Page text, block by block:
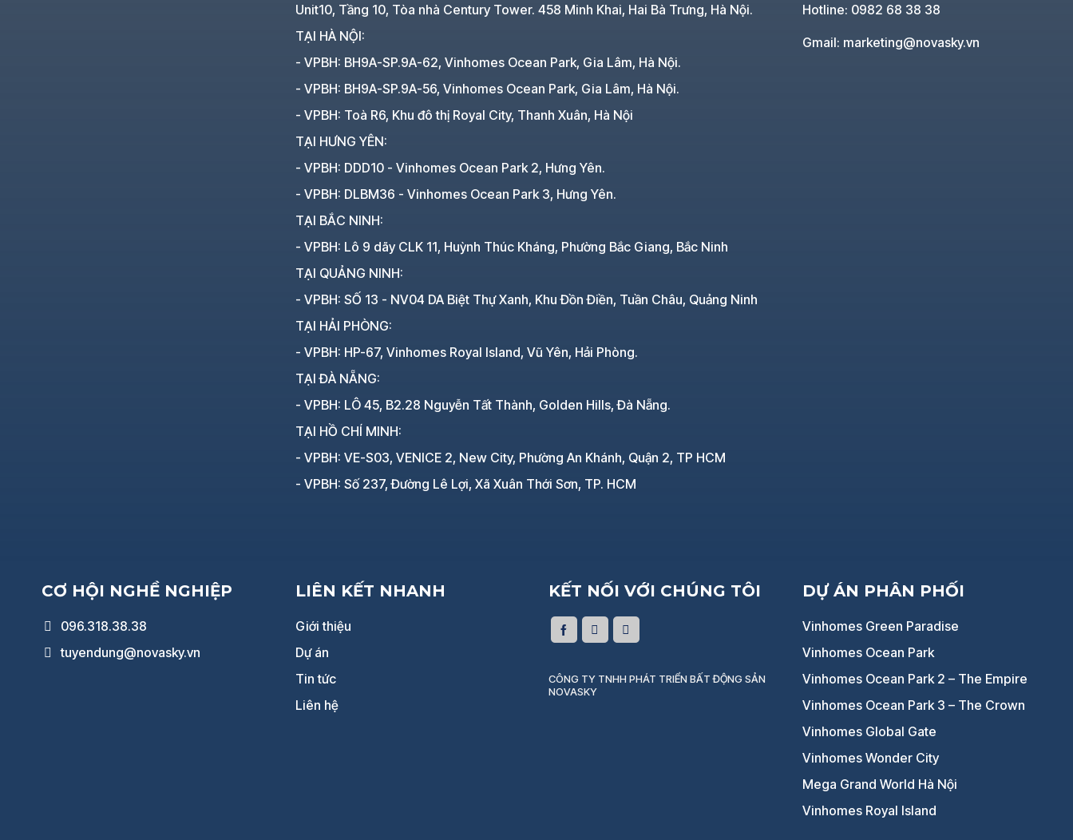
Unit10, Tầng 10, Tòa nhà Century Tower. 458 Minh Khai, Hai Bà Trưng, Hà Nội.
TẠI HÀ NỘI:
- VPBH: BH9A-SP.9A-62, Vinhomes Ocean Park, Gia Lâm, Hà Nội.
- VPBH: BH9A-SP.9A-56, Vinhomes Ocean Park, Gia Lâm, Hà Nội.
- VPBH: Toà R6, Khu đô thị Royal City, Thanh Xuân, Hà Nội
TẠI HƯNG YÊN:
- VPBH: DDD10 - Vinhomes Ocean Park 2, Hưng Yên.
- VPBH: DLBM36 - Vinhomes Ocean Park 3, Hưng Yên.
TẠI BẮC NINH:
- VPBH: Lô 9 dãy CLK 11, Huỳnh Thúc Kháng, Phường Bắc Giang, Bắc Ninh
TẠI QUẢNG NINH:
- VPBH: SỐ 13 - NV04 DA Biệt Thự Xanh, Khu Đồn Điền, Tuần Châu, Quảng Ninh
TẠI HẢI PHÒNG:
- VPBH: HP-67, Vinhomes Royal Island, Vũ Yên, Hải Phòng.
TẠI ĐÀ NẴNG:
- VPBH: LÔ 45, B2.28 Nguyễn Tất Thành, Golden Hills, Đà Nẵng.
TẠI HỒ CHÍ MINH:
- VPBH: VE-S03, VENICE 2, New City, Phường An Khánh, Quận 2, TP HCM
- VPBH: Số 237, Đường Lê Lợi, Xã Xuân Thới Sơn, TP. HCM
Hotline: 0982 68 38 38
Gmail: marketing@novasky.vn
CƠ HỘI NGHỀ NGHIỆP
096.318.38.38
tuyendung@novasky.vn
LIÊN KẾT NHANH
Giới thiệu
Dự án
Tin tức
Liên hệ
KẾT NỐI VỚI CHÚNG TÔI
CÔNG TY TNHH PHÁT TRIỂN BẤT ĐỘNG SẢN
NOVASKY
DỰ ÁN PHÂN PHỐI
Vinhomes Green Paradise
Vinhomes Ocean Park
Vinhomes Ocean Park 2 – The Empire
Vinhomes Ocean Park 3 – The Crown
Vinhomes Global Gate
Vinhomes Wonder City
Mega Grand World Hà Nội
Vinhomes Royal Island